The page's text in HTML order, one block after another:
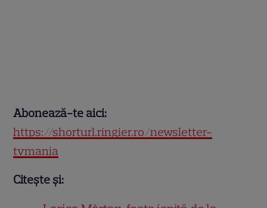
Abonează-te aici:
https://shorturl.ringier.ro/newsletter-
tvmania
Citește și: